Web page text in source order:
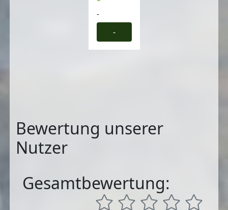
-
-
Bewertung unserer
Nutzer
Gesamtbewertung: